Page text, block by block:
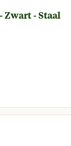
Zwart - Staal
49,95